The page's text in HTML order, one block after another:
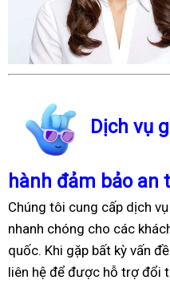
Dịch vụ
hành đảm bảo an
Chúng tôi cung cấp dịch
nhanh chóng cho các
quốc. Khi gặp bất kỳ vấn
liên hệ để được hỗ trợ đổi